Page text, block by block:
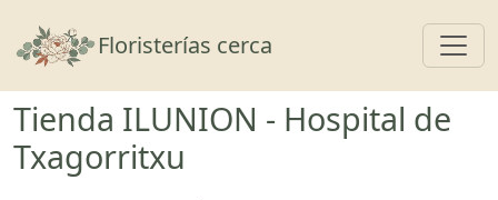
Floristerías cerca
Tienda ILUNION - Hospital de
Txagorritxu